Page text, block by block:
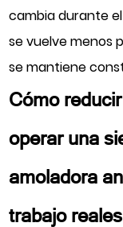
cambia durante
se vuelve menos
se mantiene
Cómo
operar una
amoladora
trabajo reales